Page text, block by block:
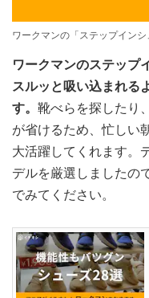
ワークマンの「ステップイン
ワークマンのステップ
スルッと吸い込まれる
す。 靴べらを探したり
が省けるため、忙しい
大活躍してくれます。
デルを厳選しましたの
でみてください。